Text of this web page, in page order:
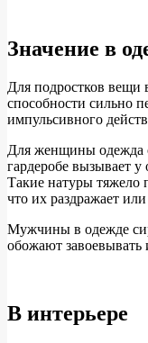
Значение в
Для подростков вещи
способности сильно
импульсивного
Для женщины одежда
гардеробе вызывает
Такие натуры тяжело
что их раздражает или
Мужчины в одежде
обожают завоевывать
В интерьере